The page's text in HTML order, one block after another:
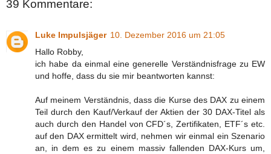
39 Kommentare:
Luke Impulsjäger 10. Dezember 2016 um 21:05
Hallo Robby,
ich habe da einmal eine generelle Verständnisfrage zu EW
und hoffe, dass du sie mir beantworten kannst:
Auf meinem Verständnis, dass die Kurse des DAX zu einem
Teil durch den Kauf/Verkauf der Aktien der 30 DAX-Titel als
auch durch den Handel von CFD´s, Zertifikaten, ETF´s etc.
auf den DAX ermittelt wird, nehmen wir einmal ein Szenario
an, in dem es zu einem massiv fallenden DAX-Kurs um,